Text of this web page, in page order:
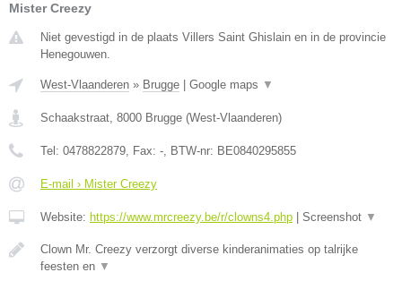
Mister Creezy
Niet gevestigd in de plaats Villers Saint Ghislain en in de provincie
Henegouwen.
West-Vlaanderen » Brugge Google maps ▼
Schaakstraat, 8000 Brugge (West-Vlaanderen)
Tel: 0478822879, Fax: -, BTW-nr: BE0840295855
E-mail › Mister Creezy
Website: https://www.mrcreezy.be/r/clowns4.php Screenshot ▼
Clown Mr. Creezy verzorgt diverse kinderanimaties op talrijke
feesten en ▼